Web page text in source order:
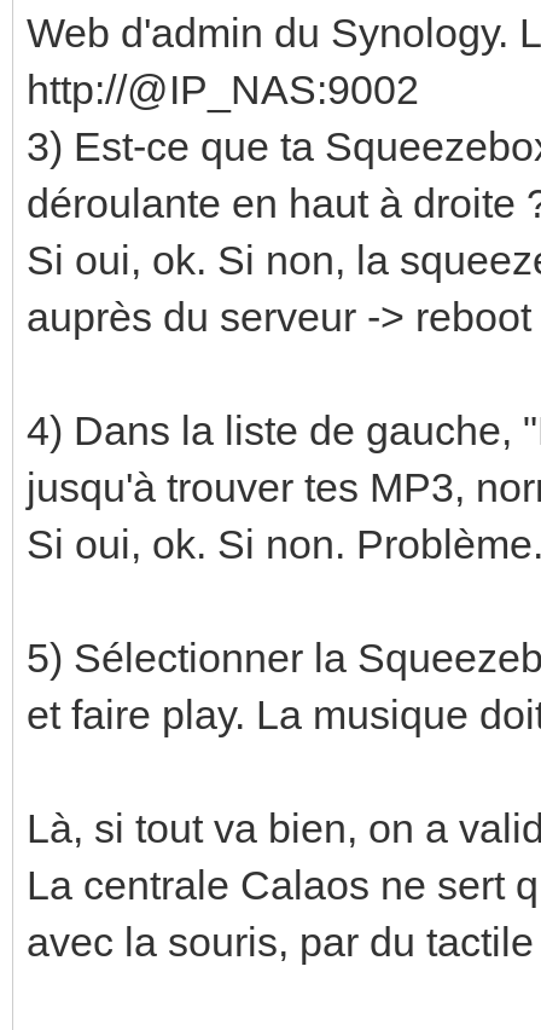
Web d'admin du Synology.
http://@IP_NAS:9002
3) Est-ce que ta
déroulante en haut à droite
Si oui, ok. Si non, la
auprès du serveur ->
4) Dans la liste de gauche,
jusqu'à trouver tes MP3,
Si oui, ok. Si non.
5) Sélectionner la
et faire play. La musique
Là, si tout va bien, on a
La centrale Calaos ne sert
avec la souris, par du